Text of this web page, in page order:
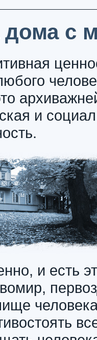
дома с
и
и есть